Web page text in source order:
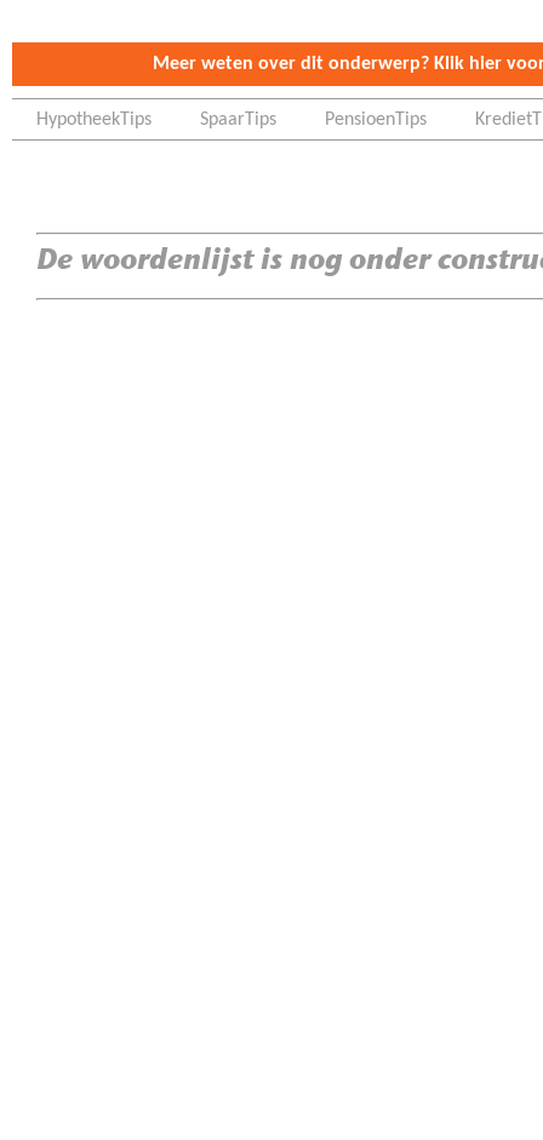
De woordenlijst is nog onder
Meer weten over dit onderwerp? Klik hier
HypotheekTips SpaarTips PensioenTips